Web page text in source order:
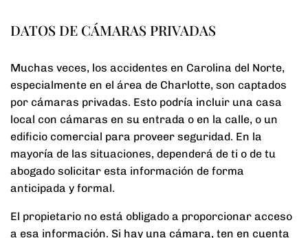
DATOS DE CÁMARAS PRIVADAS
Muchas veces, los accidentes en Carolina del Norte,
especialmente en el área de Charlotte, son captados
por cámaras privadas. Esto podría incluir una casa
local con cámaras en su entrada o en la calle, o un
edificio comercial para proveer seguridad. En la
mayoría de las situaciones, dependerá de ti o de tu
abogado solicitar esta información de forma
anticipada y formal.
El propietario no está obligado a proporcionar acceso
a esa información. Si hay una cámara, ten en cuenta